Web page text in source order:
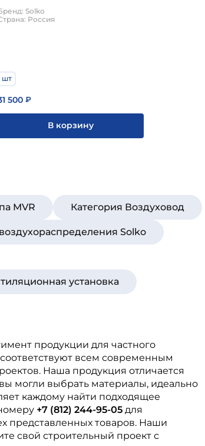
Solko
Россия
шт
500 ₽
В корзину
MVR Категория Воздуховод
Solko
установка
продукции для частного
всем современным
Наша продукция отличается
могли выбрать материалы, идеально
каждому найти подходящее
+7 (812) 244-95-05 для
представленных товаров. Наши
свой строительный проект с